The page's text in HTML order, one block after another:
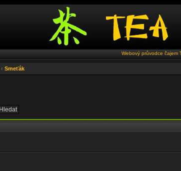
Webový průvodce čajem
‹ Smeťák